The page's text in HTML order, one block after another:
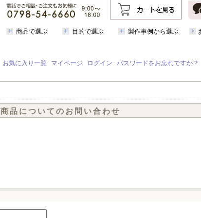
商品で選ぶ 目的で選ぶ 製作事例から選ぶ
お気に入り一覧 マイページ ログイン パスワードをお忘れですか？
商品についてのお問い合わせ